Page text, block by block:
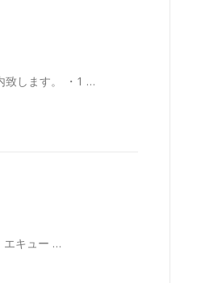
致します。 ・1 …
エキュー …